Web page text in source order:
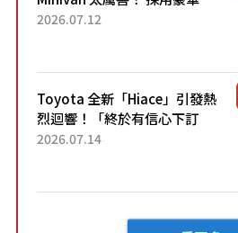
「真皮座椅」與專屬「黑色內
「三...
2026.07.12
Toyota 全新「Hiace」引發熱
烈迴響！「終於有信心下訂
了！」「哪個等級交車最
車？...
2026.07.14